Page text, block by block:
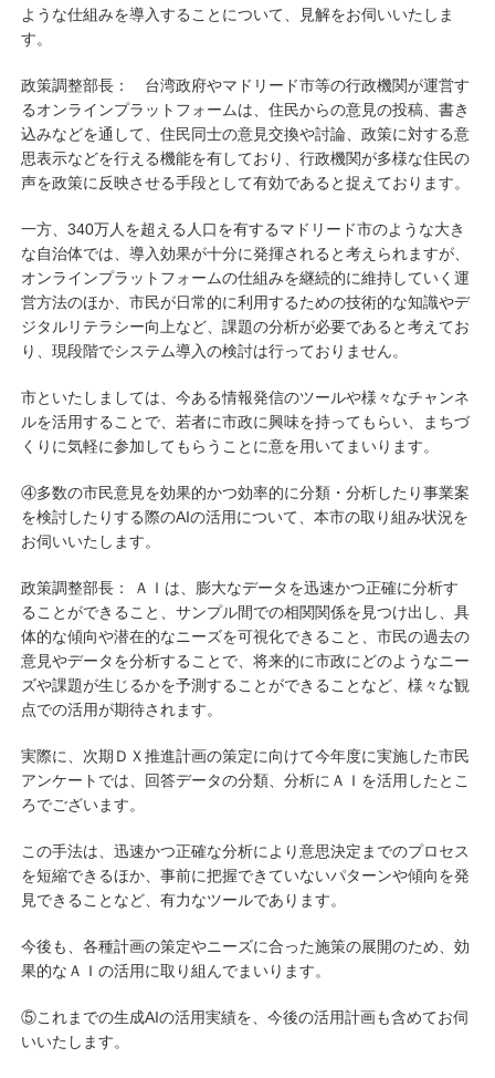
ような仕組みを導入することについて、見解をお伺いいたしま
す。
政策調整部長： 台湾政府やマドリード市等の行政機関が運営す
るオンラインプラットフォームは、住民からの意見の投稿、書き
込みなどを通して、住民同士の意見交換や討論、政策に対する意
思表示などを行える機能を有しており、行政機関が多様な住民の
声を政策に反映させる手段として有効であると捉えております。
一方、340万人を超える人口を有するマドリード市のような大き
な自治体では、導入効果が十分に発揮されると考えられますが、
オンラインプラットフォームの仕組みを継続的に維持していく運
営方法のほか、市民が日常的に利用するための技術的な知識やデ
ジタルリテラシー向上など、課題の分析が必要であると考えてお
り、現段階でシステム導入の検討は行っておりません。
市といたしましては、今ある情報発信のツールや様々なチャンネ
ルを活用することで、若者に市政に興味を持ってもらい、まちづ
くりに気軽に参加してもらうことに意を用いてまいります。
④多数の市民意見を効果的かつ効率的に分類・分析したり事業案
を検討したりする際のAIの活用について、本市の取り組み状況を
お伺いいたします。
政策調整部長： ＡＩは、膨大なデータを迅速かつ正確に分析す
ることができること、サンプル間での相関関係を見つけ出し、具
体的な傾向や潜在的なニーズを可視化できること、市民の過去の
意見やデータを分析することで、将来的に市政にどのようなニー
ズや課題が生じるかを予測することができることなど、様々な観
点での活用が期待されます。
実際に、次期ＤＸ推進計画の策定に向けて今年度に実施した市民
アンケートでは、回答データの分類、分析にＡＩを活用したとこ
ろでございます。
この手法は、迅速かつ正確な分析により意思決定までのプロセス
を短縮できるほか、事前に把握できていないパターンや傾向を発
見できることなど、有力なツールであります。
今後も、各種計画の策定やニーズに合った施策の展開のため、効
果的なＡＩの活用に取り組んでまいります。
⑤これまでの生成AIの活用実績を、今後の活用計画も含めてお伺
いいたします。